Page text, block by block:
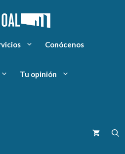
Conócenos
Tu opinión